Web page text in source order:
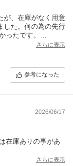
が、在庫がなく用意
した。何の為の先行
ったです。
なりました。さらに表示
参考になった
2026/06/17
在庫ありの事があ
さらに表示